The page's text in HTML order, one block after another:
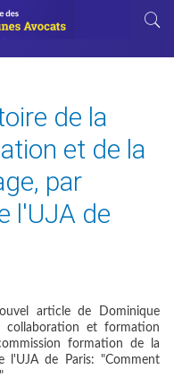
de la
et de la
par
l'UJA de
article de Dominique
collaboration et formation
formation de la
l'UJA de Paris: "Comment